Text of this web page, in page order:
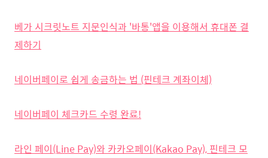
베가 시크릿노트 지문인식과 '바통'앱을 이용해서 휴대폰 결
제하기
네이버페이로 쉽게 송금하는 법 (핀테크 계좌이체)
네이버페이 체크카드 수령 완료!
라인 페이(Line Pay)와 카카오페이(Kakao Pay), 핀테크 모